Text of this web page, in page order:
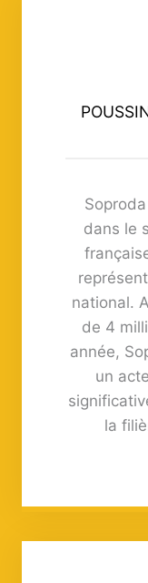
dans le
national.
de 4
année,
un
la